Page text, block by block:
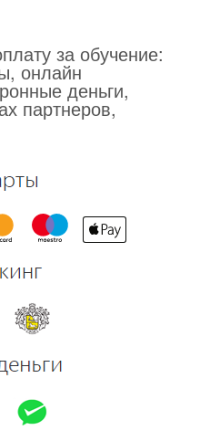
за обучение:
онлайн
деньги,
партнеров,